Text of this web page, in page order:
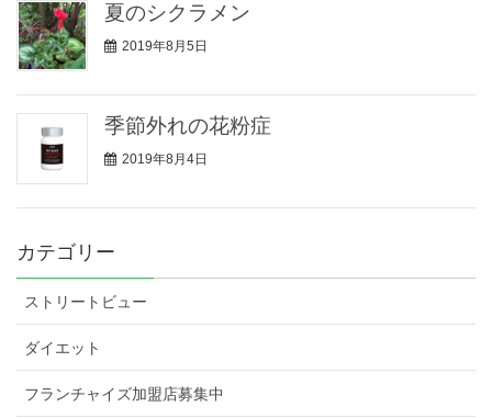
夏のシクラメン
2019年8月5日
季節外れの花粉症
2019年8月4日
カテゴリー
ストリートビュー
ダイエット
フランチャイズ加盟店募集中